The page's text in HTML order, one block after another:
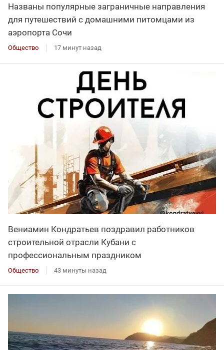
Названы популярные заграничные направления
для путешествий с домашними питомцами из
аэропорта Сочи
Общество 17 минут назад
Вениамин Кондратьев поздравил работников
строительной отрасли Кубани с
профессиональным праздником
Общество 43 минуты назад